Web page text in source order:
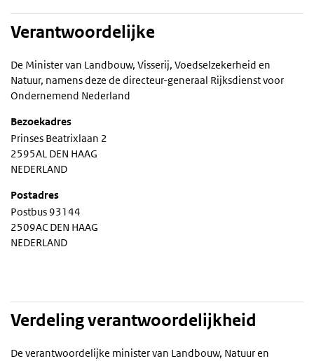
Verantwoordelijke
De Minister van Landbouw, Visserij, Voedselzekerheid en
Natuur, namens deze de directeur-generaal Rijksdienst voor
Ondernemend Nederland
Bezoekadres
Prinses Beatrixlaan 2
2595AL DEN HAAG
NEDERLAND
Postadres
Postbus 93144
2509AC DEN HAAG
NEDERLAND
Verdeling verantwoordelijkheid
De verantwoordelijke minister van Landbouw, Natuur en